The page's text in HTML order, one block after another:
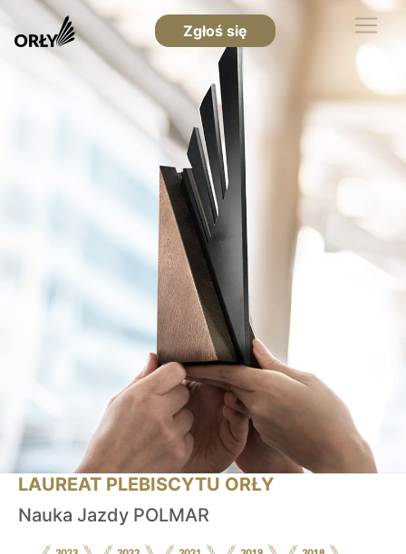
Zgłoś się
LAUREAT PLEBISCYTU ORŁY
Nauka Jazdy POLMAR